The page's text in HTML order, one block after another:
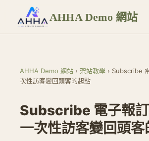
AHHA Demo 網站
AHHA Demo 網站 › 架站教學 › Subscribe
次性訪客變回頭客的起點
Subscribe 電子報
一次性訪客變回頭客